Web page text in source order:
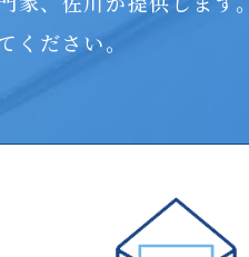
ください。